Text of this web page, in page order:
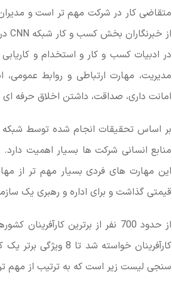
متقاضی کار در شرکت مهم تر است و
از خبرنگاران بخش کسب و کار شبکه CNN در رابطه با استخدام و نکات مربوط به موفقیت در کاریابی است.
در ادبیات کسب و کار و استخدام و
مدیریت، مهارت ارتباطی و روابط
امانت داری، صداقت، داشتن اخلاق حرفه ای
منابع انسانی شرکت ها بسیار اهمیت
این مهارت های فردی بسیار مهم تر از
قیمتی گذاشت و برای اداره و رهبری یک
از حدود 700 نفر از برترین
کارآفرینان خواسته
سنجی لیست زیر است که به ترتیب از مهم